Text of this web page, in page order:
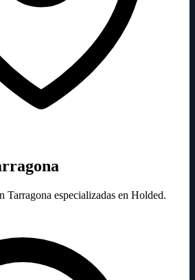
Tarragona especializadas en Holded.